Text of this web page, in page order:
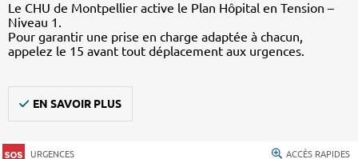
Le CHU de Montpellier active le Plan Hôpital en Tension –
Niveau 1.
Pour garantir une prise en charge adaptée à chacun,
appelez le 15 avant tout déplacement aux urgences.
EN SAVOIR PLUS
URGENCES ACCÈS RAPIDES